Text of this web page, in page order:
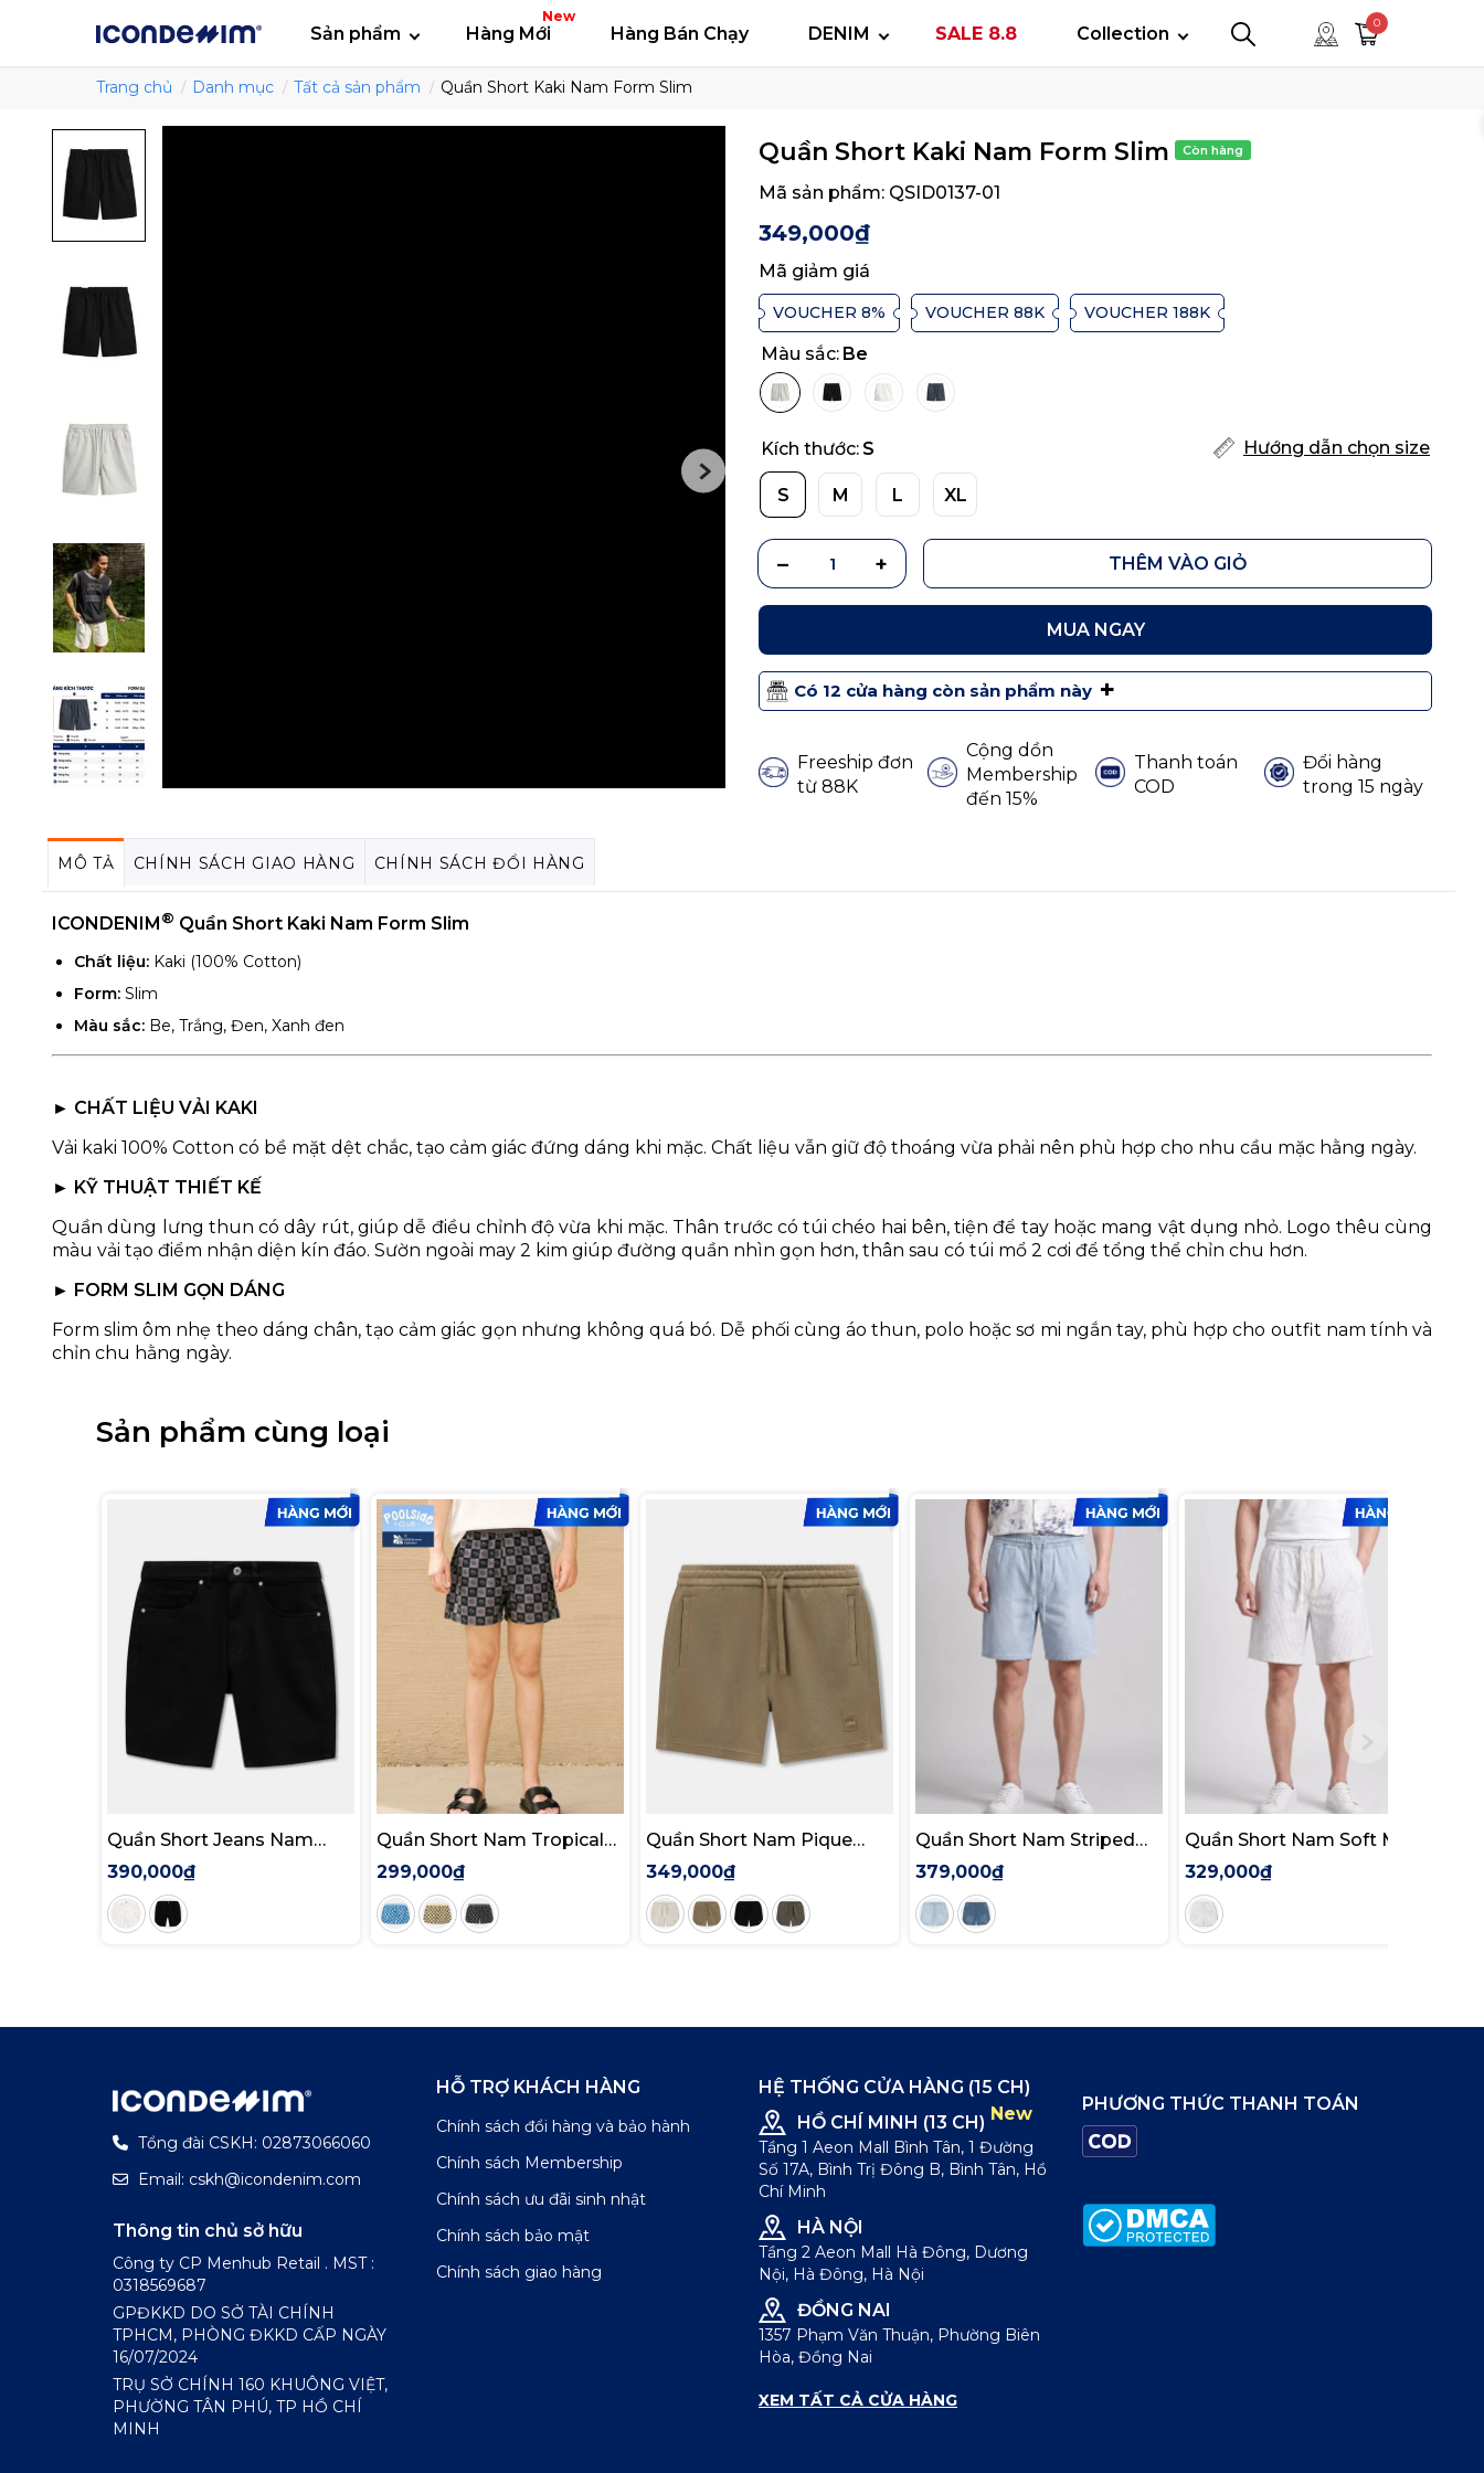
Sản phẩm Hàng Mới
New
Hàng Bán Chạy DENIM SALE 8.8 Collection
0
Trang chủ Danh mục Tất cả sản phẩm Quần Short Kaki Nam Form Slim
Quần Short Kaki Nam Form Slim
Mã sản phẩm: QSID0137-01
349,000₫
Mã giảm giá
VOUCHER 8% VOUCHER 88K VOUCHER 188K
Màu sắc: Be
Kích thước: S Hướng dẫn chọn size
S M L XL
THÊM VÀO GIỎ
MUA NGAY
Có 12 cửa hàng còn sản phẩm này +
Freeship đơn
từ 88K
Cộng dồn
Membership
đến 15%
Thanh toán
COD
Đổi hàng
trong 15 ngày
MÔ TẢ CHÍNH SÁCH GIAO HÀNG CHÍNH SÁCH ĐỔI HÀNG
ICONDENIM ® Quần Short Kaki Nam Form Slim
Chất liệu: Kaki (100% Cotton)
Form: Slim
Màu sắc: Be, Trắng, Đen, Xanh đen
► CHẤT LIỆU VẢI KAKI
Vải kaki 100% Cotton có bề mặt dệt chắc, tạo cảm giác đứng dáng khi mặc. Chất liệu vẫn giữ độ thoáng vừa phải nên phù hợp cho nhu cầu mặc hằng ngày.
► KỸ THUẬT THIẾT KẾ
Quần dùng lưng thun có dây rút, giúp dễ điều chỉnh độ vừa khi mặc. Thân trước có túi chéo hai bên, tiện để tay hoặc mang vật dụng nhỏ. Logo thêu cùng
màu vải tạo điểm nhận diện kín đáo. Sườn ngoài may 2 kim giúp đường quần nhìn gọn hơn, thân sau có túi mổ 2 cơi để tổng thể chỉn chu hơn.
► FORM SLIM GỌN DÁNG
Form slim ôm nhẹ theo dáng chân, tạo cảm giác gọn nhưng không quá bó. Dễ phối cùng áo thun, polo hoặc sơ mi ngắn tay, phù hợp cho outfit nam tính và
chỉn chu hằng ngày.
Sản phẩm cùng loại
Quần Short Jeans Nam
Rigid Form Slim
390,000₫
Quần Short Nam Tropical
Mono Form Regular
299,000₫
Quần Short Nam Pique
Heatwave Form Regular
349,000₫
Quần Short Nam Striped
Form Regular
379,000₫
Quần Short Nam Soft Mark
Form Baggy
329,000₫
Tổng đài CSKH: 02873066060
Email: cskh@icondenim.com
Thông tin chủ sở hữu
Công ty CP Menhub Retail . MST :
0318569687
GPĐKKD DO SỞ TÀI CHÍNH
TPHCM, PHÒNG ĐKKD CẤP NGÀY
16/07/2024
TRỤ SỞ CHÍNH 160 KHUÔNG VIỆT,
PHƯỜNG TÂN PHÚ, TP HỒ CHÍ
MINH
HỖ TRỢ KHÁCH HÀNG
Chính sách đổi hàng và bảo hành
Chính sách Membership
Chính sách ưu đãi sinh nhật
Chính sách bảo mật
Chính sách giao hàng
HỆ THỐNG CỬA HÀNG (15 CH)
HỒ CHÍ MINH (13 CH) New
Tầng 1 Aeon Mall Bình Tân, 1 Đường
Số 17A, Bình Trị Đông B, Bình Tân, Hồ
Chí Minh
HÀ NỘI
Tầng 2 Aeon Mall Hà Đông, Dương
Nội, Hà Đông, Hà Nội
ĐỒNG NAI
1357 Phạm Văn Thuận, Phường Biên
Hòa, Đồng Nai
XEM TẤT CẢ CỬA HÀNG
PHƯƠNG THỨC THANH TOÁN